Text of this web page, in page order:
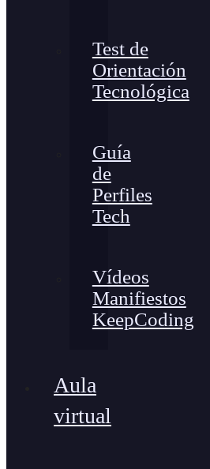
Test de
Orientación
Tecnológica
Guía
de
Perfiles
Tech
Vídeos
Manifiestos
KeepCoding
Aula
virtual